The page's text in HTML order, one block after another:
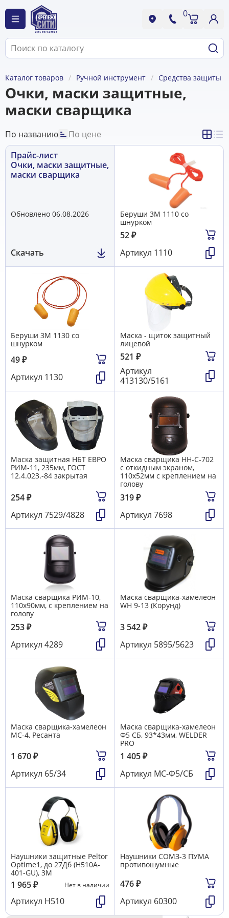
0
Каталог товаров Ручной инструмент Средства защиты
Очки, маски защитные,
маски сварщика
По названию
По цене
Прайс-лист
Очки, маски защитные,
маски сварщика
Обновлено 06.08.2026
Скачать
Беруши 3М 1110 со
шнурком
52₽
Артикул 1110
Беруши 3М 1130 со
шнурком
49₽
Артикул 1130
Маска - щиток защитный
лицевой
521 ₽
Артикул
413130/5161
Маска защитная НБТ ЕВРО
РИМ-11, 235мм, ГОСТ
12.4.023.-84 закрытая
254₽
Артикул 7529/4828
Маска сварщика НН-С-702
c откидным экраном,
110х52мм с креплением на
голову
319₽
Артикул 7698
Маска сварщика РИМ-10,
110х90мм, с креплением на
голову
253₽
Артикул 4289
Маска сварщика-хамелеон
WH 9-13 (Корунд)
3 542₽
Артикул 5895/5623
Маска сварщика-хамелеон
МС-4, Ресанта
1 670₽
Артикул 65/34
Маска сварщика-хамелеон
Ф5 СБ, 93*43мм, WELDER
PRO
1 405₽
Артикул МС-Ф5/СБ
Наушники защитные Peltor
Optime1, до 27Дб (H510A-
401-GU), 3M
1 965₽ Нет в наличии
Артикул Н510
Наушники СОМЗ-3 ПУМА
противошумные
476₽
Артикул 60300